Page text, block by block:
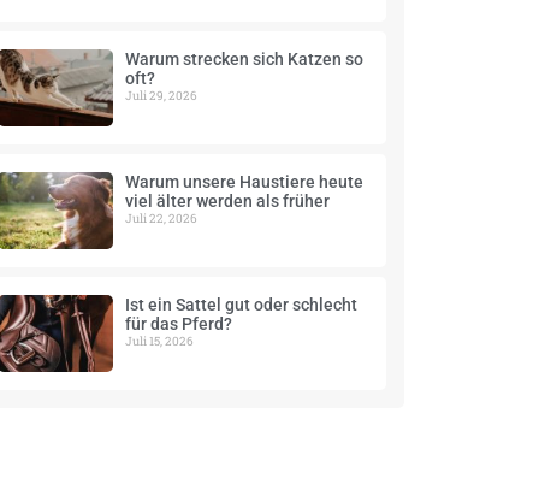
Warum strecken sich Katzen so
oft?
Juli 29, 2026
Warum unsere Haustiere heute
viel älter werden als früher
Juli 22, 2026
Ist ein Sattel gut oder schlecht
für das Pferd?
Juli 15, 2026